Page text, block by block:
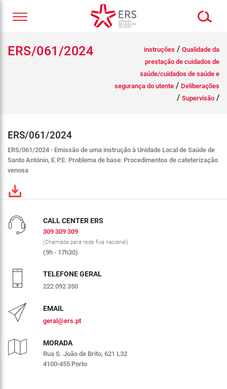
ERS/061/2024 instruções / Qualidade da
prestação de cuidados de
saúde/cuidados de saúde e
segurança do utente / Deliberações
/ Supervisão /
ERS/061/2024
ERS/061/2024 - Emissão de uma instrução à Unidade Local de Saúde de
Santo António, E.P.E. Problema de base: Procedimentos de cateterização
venosa
CALL CENTER ERS
309 309 309
(Chamada para rede fixa nacional)
(9h - 17h30)
TELEFONE GERAL
222 092 350
EMAIL
geral@ers.pt
MORADA
Rua S. João de Brito, 621 L32
4100-455 Porto